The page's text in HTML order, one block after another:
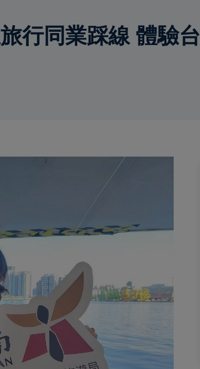
行同業踩線 體驗